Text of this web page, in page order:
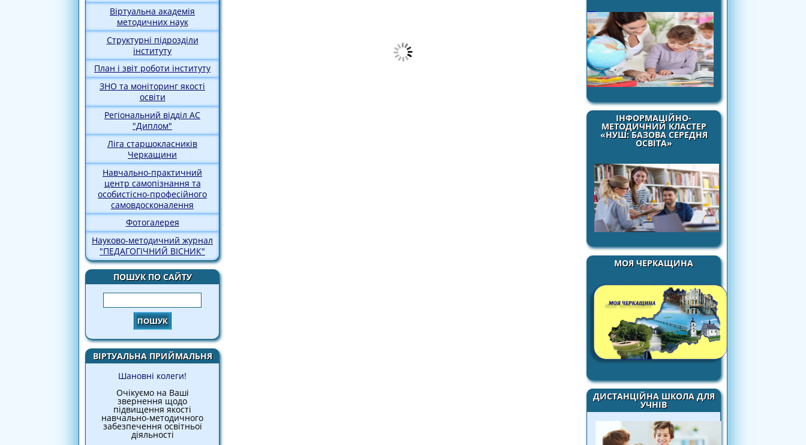
Віртуальна академія
методичних наук
Структурні підрозділи
інституту
План і звіт роботи інституту
ЗНО та моніторинг якості
освіти
Регіональний відділ АС
"Диплом"
Ліга старшокласників
Черкащини
Навчально-практичний
центр самопізнання та
особистісно-професійного
самовдосконалення
Фотогалерея
Науково-методичний журнал
"ПЕДАГОГІЧНИЙ ВІСНИК"
ПОШУК ПО САЙТУ
Пошук
ВІРТУАЛЬНА ПРИЙМАЛЬНЯ
Шановні колеги!
Очікуємо на Ваші
звернення щодо
підвищення якості
навчально-методичного
забезпечення освітньої
діяльності
ІНФОРМАЦІЙНО-
МЕТОДИЧНИЙ КЛАСТЕР
«НУШ: БАЗОВА СЕРЕДНЯ
ОСВІТА»
МОЯ ЧЕРКАЩИНА
ДИСТАНЦІЙНА ШКОЛА ДЛЯ
УЧНІВ